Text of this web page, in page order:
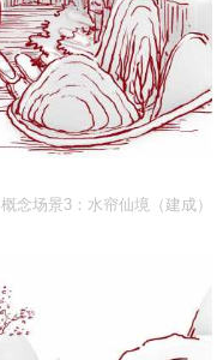
概念场景3：水帘仙境（建成）